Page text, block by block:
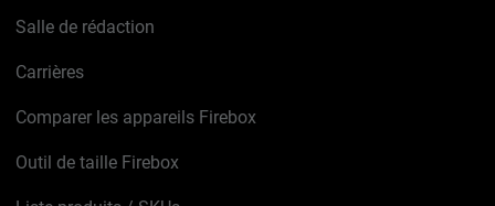
Salle de rédaction
Carrières
Comparer les appareils Firebox
Outil de taille Firebox